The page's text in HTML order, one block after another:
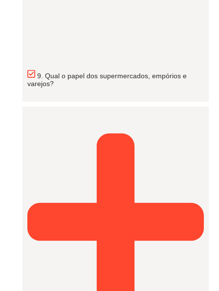
9. Qual o papel dos supermercados, empórios e
varejos?